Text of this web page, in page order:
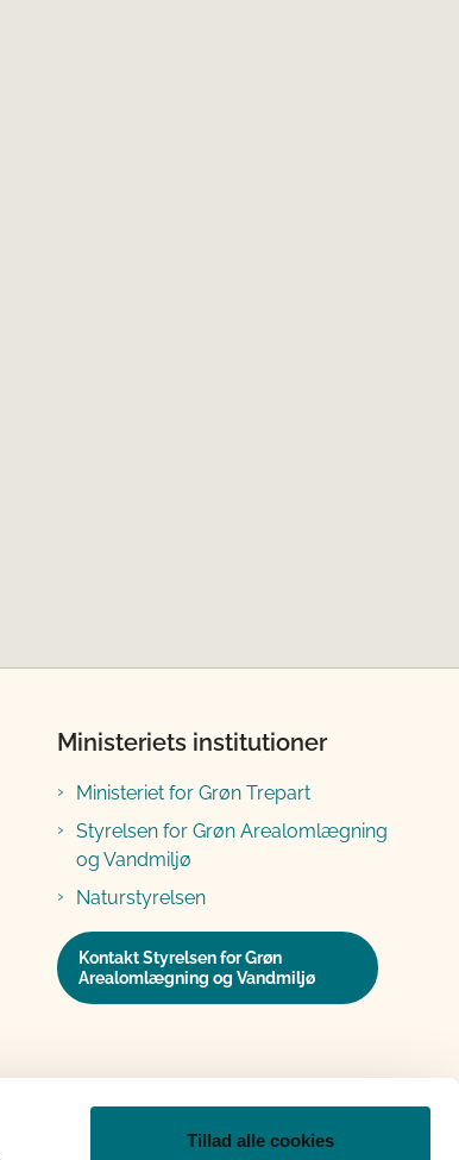
Tillad alle cookies
Ministeriets institutioner
Ministeriet for Grøn Trepart
Styrelsen for Grøn Arealomlægning
og Vandmiljø
Naturstyrelsen
Kontakt Styrelsen for Grøn
Arealomlægning og Vandmiljø